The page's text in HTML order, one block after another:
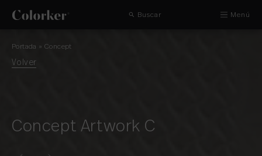
Buscar Menú
Portada »Concept
Volver
Concept Artwork C